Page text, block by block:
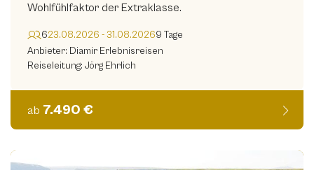
Wohlfühlfaktor der Extraklasse.
623.08.2026 - 31.08.20269 Tage
Anbieter: Diamir Erlebnisreisen
Reiseleitung: Jörg Ehrlich
ab 7.490 €